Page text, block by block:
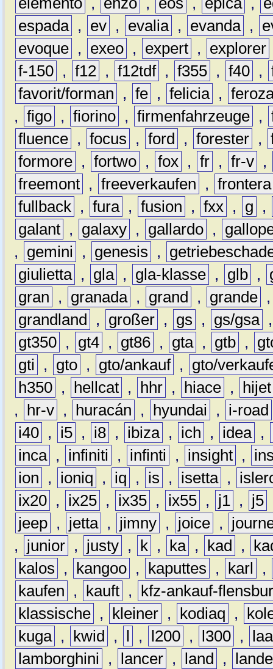
espada , ev , evalia , evanda ,
evoque , exeo , expert , explorer
f-150 , f12 , f12tdf , f355 , f40 ,
favorit/forman
, fe , felicia ,
, figo , fiorino , firmenfahrzeuge ,
fluence , focus , ford , forester ,
formore , fortwo , fox , fr , fr-v ,
freemont , freeverkaufen , frontera
fullback , fura , fusion , fxx , g
,
galant , galaxy , gallardo ,
,
gemini , genesis ,
giulietta , gla , gla-klasse , glb ,
gran
, granada , grand , grande
grandland
, großer , gs , gs/gsa
gt350 , gt4 , gt86 , gta , gtb ,
gti
, gto , gto/ankauf ,
gto/
h350 , hellcat , hhr , hiace ,
hijet
,
hr-v , huracán , hyundai ,
i-road
i40 , i5 , i8 , ibiza , ich , idea ,
inca , infiniti , infinti , insight ,
ion
, ioniq , iq , is , isetta ,
ix20 , ix25 , ix35 , ix55 , j1 , j5
jeep , jetta , jimny , joice ,
,
junior , justy , k , ka , kad ,
kalos
, kangoo , kaputtes , karl
,
kaufen
, kauft ,
kfz-ankauf-
klassische , kleiner , kodiaq ,
kuga , kwid , l , l200 , l300 ,
lamborghini
, lancer , land ,